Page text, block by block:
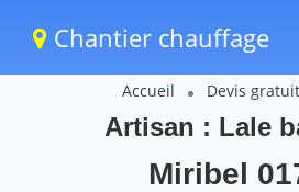
Chantier chauffage
Accueil Devis
Artisan : Lale
Miribel